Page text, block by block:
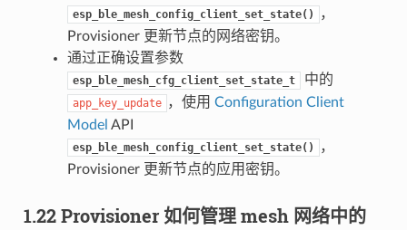
esp_ble_mesh_config_client_set_state()
，
Provisioner 更新节点的网络密钥。
通过正确设置参数
esp_ble_mesh_cfg_client_set_state_t 中的
app_key_update ，使用 Configuration Client
Model API
esp_ble_mesh_config_client_set_state()
，
Provisioner 更新节点的应用密钥。
1.22 Provisioner 如何管理 mesh 网络中的